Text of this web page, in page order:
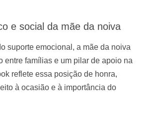
e social da mãe da noiva
suporte emocional, a mãe da noiva
entre famílias e um pilar de apoio na
reflete essa posição de honra,
à ocasião e à importância do